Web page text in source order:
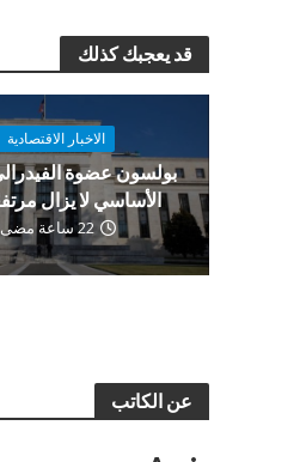
قد يعجبك كذلك
الاخبار الاقتصادية
بولسون عضوة
الأساسي لا يزال
22 ساعة مضى
عن الكاتب